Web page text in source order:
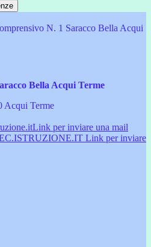
N. 1 Saracco Bella Acqui
Bella Acqui Terme
Acqui Terme
Link per inviare una mail
Link per inviare